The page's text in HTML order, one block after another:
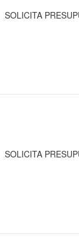
SOLICITA
SOLICITA